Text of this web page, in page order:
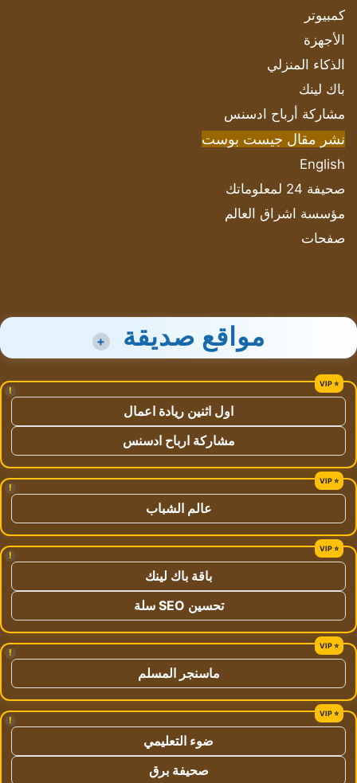
كمبيوتر
الأجهزة
الذكاء المنزلي
باك لينك
مشاركة أرباح ادسنس
نشر مقال جيست بوست
English
صحيفة 24 لمعلوماتك
مؤسسة اشراق العالم
صفحات
مواقع صديقة +
!
اول اثنين ريادة اعمال
مشاركة ارباح ادسنس
!
عالم الشباب
!
باقة باك لينك
تحسين SEO سلة
!
ماسنجر المسلم
!
ضوء التعليمي
صحيفة برق